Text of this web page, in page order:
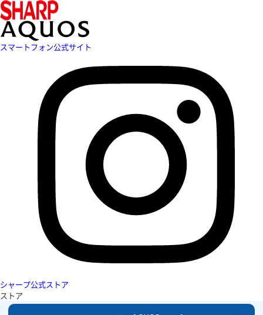
スマートフォン公式サイト
シャープ公式ストア
ストア